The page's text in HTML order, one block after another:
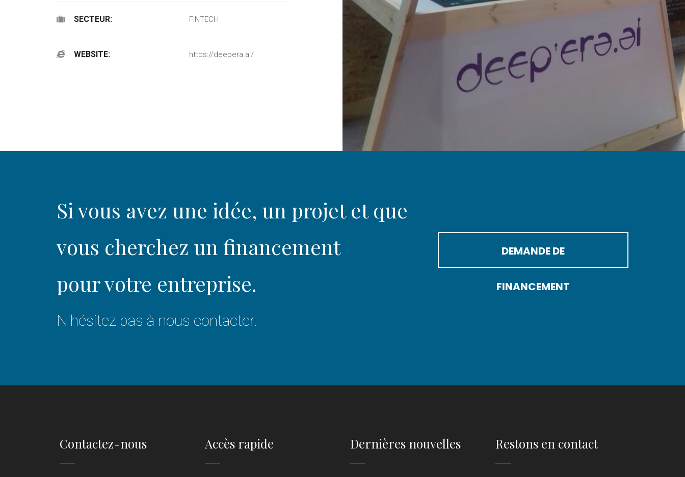
SECTEUR: FINTECH
WEBSITE: https://deepera.ai/
Si vous avez une idée, un projet et que
vous cherchez un financement
pour votre entreprise.
N'hésitez pas à nous contacter.
DEMANDE DE
FINANCEMENT
Contactez-nous Accès rapide Dernières nouvelles Restons en contact